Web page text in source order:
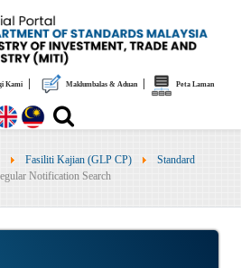
Kami| Maklumbalas & Aduan| Peta Laman
Fasiliti Kajian (GLP CP)
Standard
Notification Search